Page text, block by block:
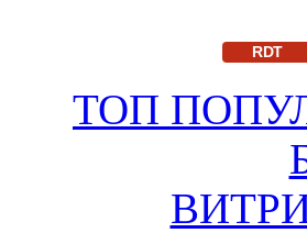
RDT
ТОП